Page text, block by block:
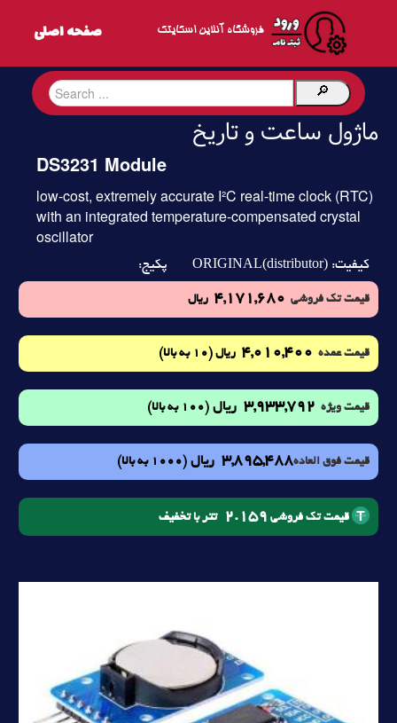
فروشگاه آنلاین اسکایتک
ماژول ساعت و تاریخ
DS3231 Module
low-cost, extremely accurate I²C real-time clock (RTC)
with an integrated temperature-compensated crystal
oscillator
کیفیت: ORIGINAL(distributor) پکیج:
قیمت تک فروشی 4,171,680 ریال
قیمت عمده 4,010,400 ریال (10 به بالا)
قیمت ویژه 3,933,792 ریال (100 به بالا)
قیمت فوق العاده3,895,488 ریال (1000 به بالا)
قیمت تک فروشی 2.159 تتر با تخفیف